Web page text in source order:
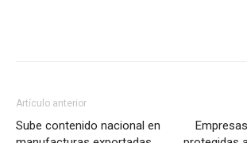
Artículo anterior
Sube contenido nacional en